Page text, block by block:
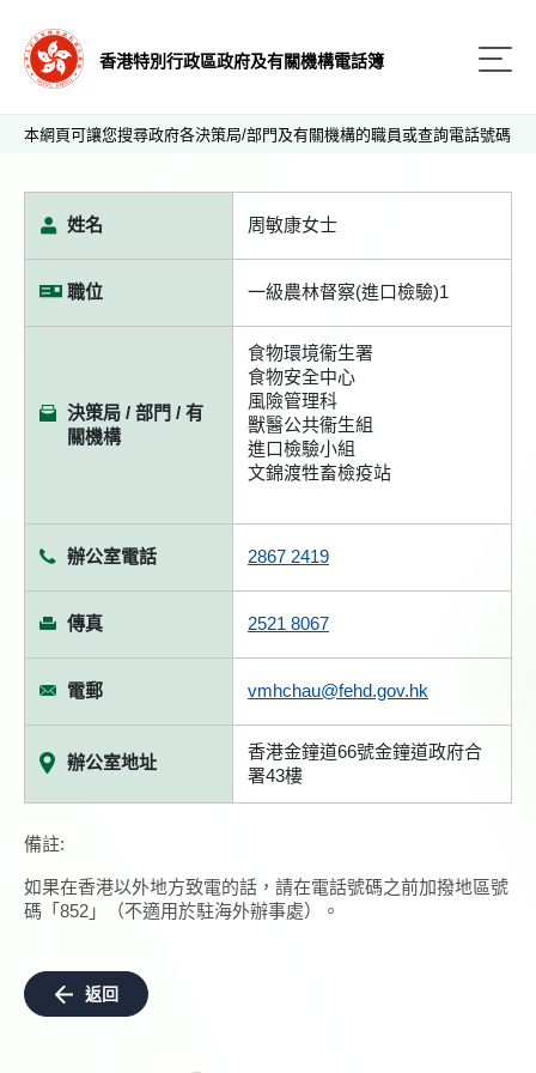
香港特別行政區政府及有關機構電話簿
本網頁可讓您搜尋政府各決策局/部門及有關機構的職員或查詢電話號碼
姓名 周敏康女士
職位 一級農林督察(進口檢驗)1
決策局 / 部門 / 有
關機構
食物環境衞生署
食物安全中心
風險管理科
獸醫公共衞生組
進口檢驗小組
文錦渡牲畜檢疫站
辦公室電話 2867 2419
傳真 2521 8067
電郵 vmhchau@fehd.gov.hk
辦公室地址
香港金鐘道66號金鐘道政府合
署43樓
備註:
如果在香港以外地方致電的話，請在電話號碼之前加撥地區號
碼「852」（不適用於駐海外辦事處）。
返回